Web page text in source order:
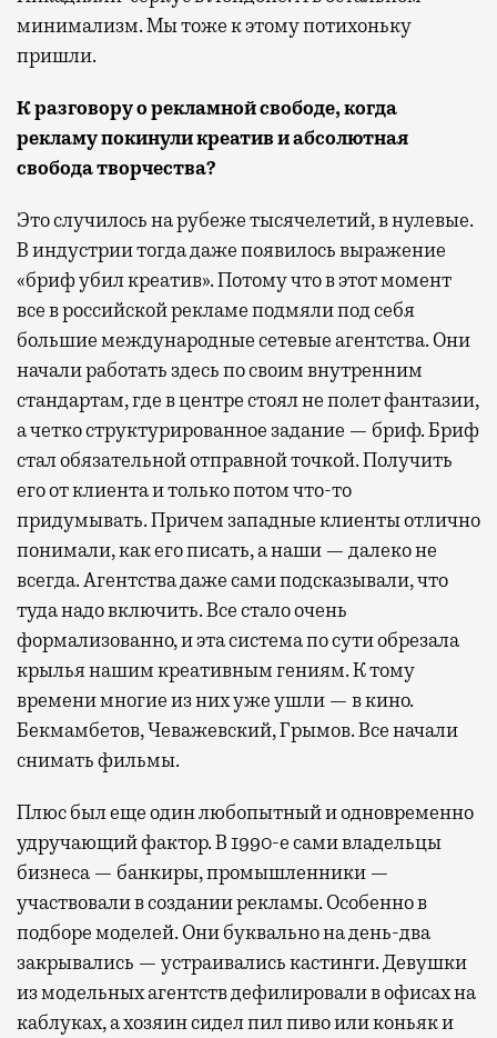
минимализм. Мы тоже к этому потихоньку
пришли.
К разговору о рекламной свободе,когда
рекламу покинуликреативи абсолютная
свобода творчества?
Это случилось на рубеже тысячелетий, в нулевые.
В индустрии тогда даже появилось выражение
«бриф убил креатив». Потому что в этот момент
все в российской рекламе подмяли под себя
большие международные сетевые агентства. Они
начали работать здесь по своим внутренним
стандартам, где в центре стоял не полет фантазии,
а четко структурированное задание — бриф. Бриф
стал обязательной отправной точкой. Получить
его от клиента и только потом что-то
придумывать. Причем западные клиенты отлично
понимали, как его писать, а наши — далеко не
всегда. Агентства даже сами подсказывали, что
туда надо включить. Все стало очень
формализованно, и эта система по сути обрезала
крылья нашим креативным гениям. К тому
времени многие из них уже ушли — в кино.
Бекмамбетов, Чеважевский, Грымов. Все начали
снимать фильмы.
Плюс был еще один любопытный и одновременно
удручающий фактор. В 1990-е сами владельцы
бизнеса — банкиры, промышленники —
участвовали в создании рекламы. Особенно в
подборе моделей. Они буквально на день-два
закрывались — устраивались кастинги. Девушки
из модельных агентств дефилировали в офисах на
каблуках, а хозяин сидел пил пиво или коньяк и